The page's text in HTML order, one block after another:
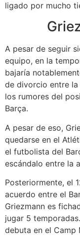
ligado por mucho
A pesar de seguir
equipo, en la
bajaría
de divorcio entre
los rumores del
Barça.
A pesar de eso,
quedarse en el
el futbolista del
escándalo entre la
Posteriormente, el
acuerdo entre el
Griezmann es
jugar 5
debuta en el Camp